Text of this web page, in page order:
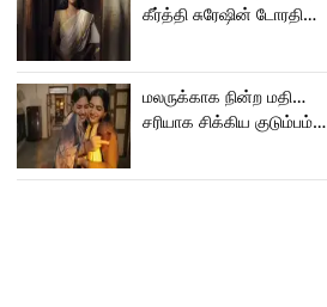
கீர்த்தி சுரேஷின் டோரதி
மலருக்காக நின்ற மதி…
சரியாக சிக்கிய குடும்பம்…